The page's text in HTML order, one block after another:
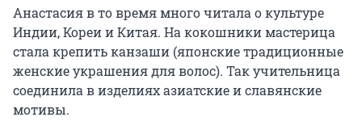
Анастасия в то время много читала о культуре
Индии, Кореи и Китая. На кокошники мастерица
стала крепить канзаши (японские традиционные
женские украшения для волос). Так учительница
соединила в изделиях азиатские и славянские
мотивы.